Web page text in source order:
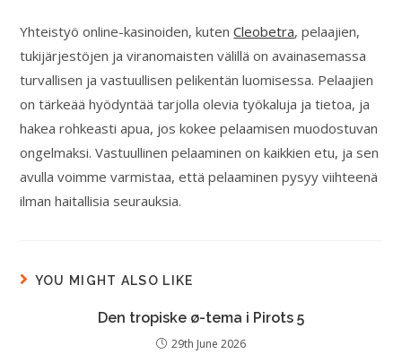
Yhteistyö online-kasinoiden, kutenCleobetra, pelaajien,
tukijärjestöjen ja viranomaisten välillä on avainasemassa
turvallisen ja vastuullisen pelikentän luomisessa. Pelaajien
on tärkeää hyödyntää tarjolla olevia työkaluja ja tietoa, ja
hakea rohkeasti apua, jos kokee pelaamisen muodostuvan
ongelmaksi. Vastuullinen pelaaminen on kaikkien etu, ja sen
avulla voimme varmistaa, että pelaaminen pysyy viihteenä
ilman haitallisia seurauksia.
YOU MIGHT ALSO LIKE
Den tropiske ø-tema i Pirots 5
29th June 2026